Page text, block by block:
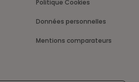
Politique Cookies
Données personnelles
Mentions comparateurs